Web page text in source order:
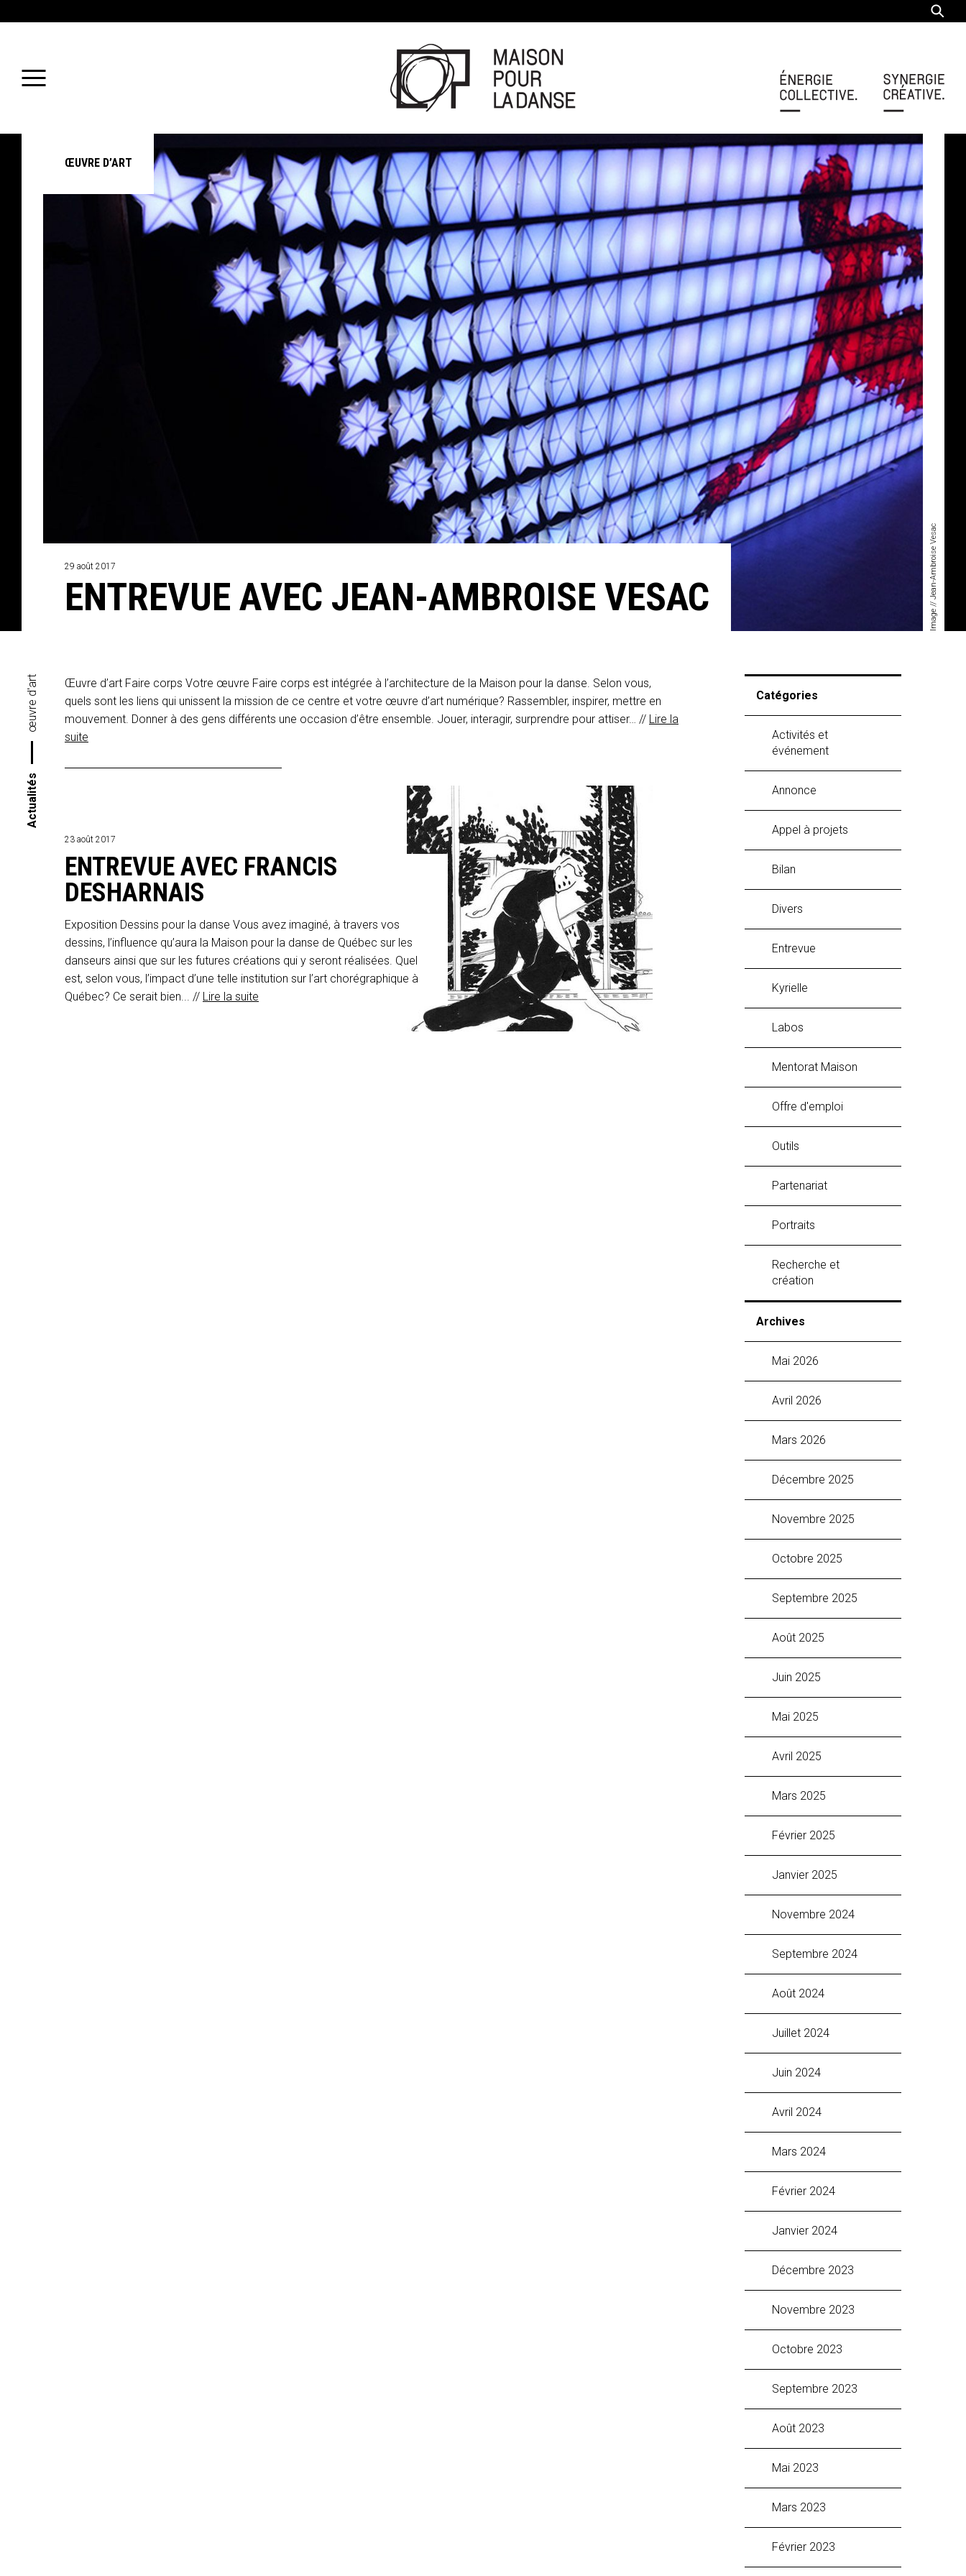
Image // Jean-Ambroise Vesac
ŒUVRE D’ART
29 août 2017
ENTREVUE AVEC JEAN-AMBROISE VESAC
Actualités
œuvre d'art
Œuvre d’art Faire corps Votre œuvre Faire corps est intégrée à l’architecture de la Maison pour la danse. Selon vous,
quels sont les liens qui unissent la mission de ce centre et votre œuvre d’art numérique? Rassembler, inspirer, mettre en
mouvement. Donner à des gens différents une occasion d’être ensemble. Jouer, interagir, surprendre pour attiser… // Lire la
suite
23 août 2017
ENTREVUE AVEC FRANCIS
DESHARNAIS
Exposition Dessins pour la danse Vous avez imaginé, à travers vos
dessins, l’influence qu’aura la Maison pour la danse de Québec sur les
danseurs ainsi que sur les futures créations qui y seront réalisées. Quel
est, selon vous, l’impact d’une telle institution sur l’art chorégraphique à
Québec? Ce serait bien... // Lire la suite
Catégories
Activités et
événement
Annonce
Appel à projets
Bilan
Divers
Entrevue
Kyrielle
labos
Mentorat Maison
Offre d'emploi
Outils
Partenariat
Portraits
Recherche et
création
Archives
mai 2026
avril 2026
mars 2026
décembre 2025
novembre 2025
octobre 2025
septembre 2025
août 2025
juin 2025
mai 2025
avril 2025
mars 2025
février 2025
janvier 2025
novembre 2024
septembre 2024
août 2024
juillet 2024
juin 2024
avril 2024
mars 2024
février 2024
janvier 2024
décembre 2023
novembre 2023
octobre 2023
septembre 2023
août 2023
mai 2023
mars 2023
février 2023